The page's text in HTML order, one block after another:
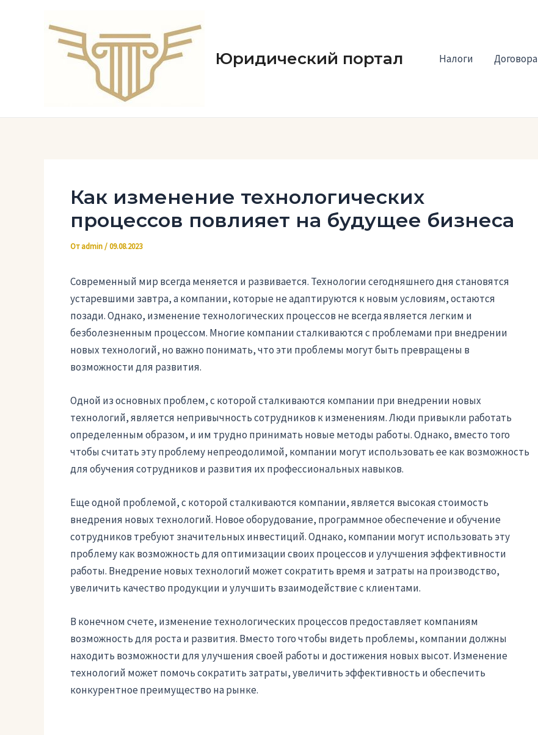
содержимому
Юридический портал Налоги Договора
Как изменение технологических
процессов повлияет на будущее бизнеса
Отadmin/09.08.2023
Современный мир всегда меняется и развивается. Технологии сегодняшнего дня становятся
устаревшими завтра, а компании, которые не адаптируются к новым условиям, остаются
позади. Однако, изменение технологических процессов не всегда является легким и
безболезненным процессом. Многие компании сталкиваются с проблемами при внедрении
новых технологий, но важно понимать, что эти проблемы могут быть превращены в
возможности для развития.
Одной из основных проблем, с которой сталкиваются компании при внедрении новых
технологий, является непривычность сотрудников к изменениям. Люди привыкли работать
определенным образом, и им трудно принимать новые методы работы. Однако, вместо того
чтобы считать эту проблему непреодолимой, компании могут использовать ее как возможность
для обучения сотрудников и развития их профессиональных навыков.
Еще одной проблемой, с которой сталкиваются компании, является высокая стоимость
внедрения новых технологий. Новое оборудование, программное обеспечение и обучение
сотрудников требуют значительных инвестиций. Однако, компании могут использовать эту
проблему как возможность для оптимизации своих процессов и улучшения эффективности
работы. Внедрение новых технологий может сократить время и затраты на производство,
увеличить качество продукции и улучшить взаимодействие с клиентами.
В конечном счете, изменение технологических процессов предоставляет компаниям
возможность для роста и развития. Вместо того чтобы видеть проблемы, компании должны
находить возможности для улучшения своей работы и достижения новых высот. Изменение
технологий может помочь сократить затраты, увеличить эффективность и обеспечить
конкурентное преимущество на рынке.